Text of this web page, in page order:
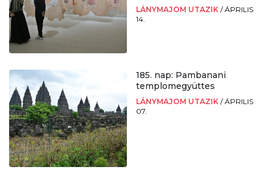
LÁNYMAJOM UTAZIK /ÁPRILIS
14.
185. nap: Pambanani
templomegyüttes
LÁNYMAJOM UTAZIK /ÁPRILIS
07.